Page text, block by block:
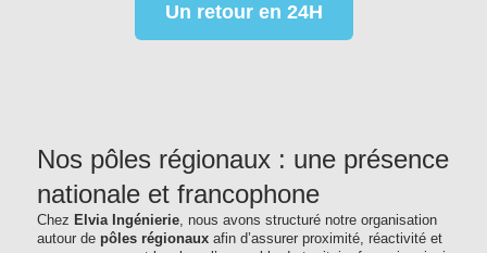
Un retour en 24H
Nos pôles régionaux : une présence
nationale et francophone
Chez Elvia Ingénierie, nous avons structuré notre organisation
autour de pôles régionaux afin d’assurer proximité, réactivité et